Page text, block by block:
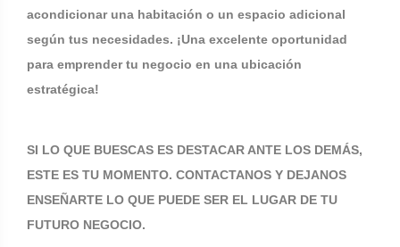
acondicionar una habitación o un espacio adicional
según tus necesidades. ¡Una excelente oportunidad
para emprender tu negocio en una ubicación
estratégica!
SI LO QUE BUESCAS ES DESTACAR ANTE LOS DEMÁS,
ESTE ES TU MOMENTO. CONTACTANOS Y DEJANOS
ENSEÑARTE LO QUE PUEDE SER EL LUGAR DE TU
FUTURO NEGOCIO.